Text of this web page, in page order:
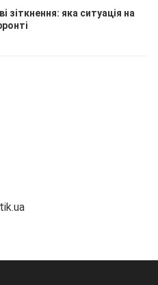
зіткнення: яка ситуація на